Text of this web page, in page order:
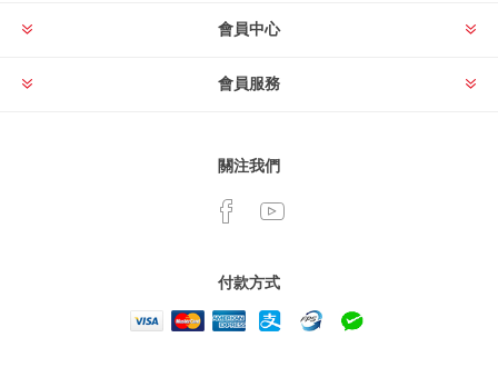
會員中心
會員服務
關注我們
付款方式